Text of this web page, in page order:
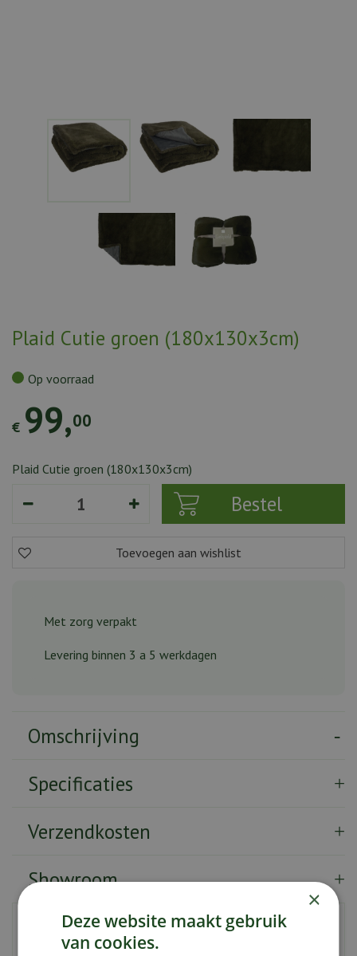
Plaid Cutie groen (180x130x3cm)
€ 99,00
Op voorraad
Plaid Cutie groen (180x130x3cm)
Met zorg verpakt
Levering binnen 3 a 5 werkdagen
Omschrijving
Specificaties
Verzendkosten
Showroom
Materiaal: Pluche / Polyester
: Groen
×
Deze website maakt gebruik
van cookies.